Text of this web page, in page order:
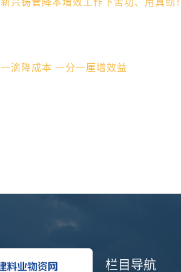
滴降成本 一分一厘增效益
栏目导航